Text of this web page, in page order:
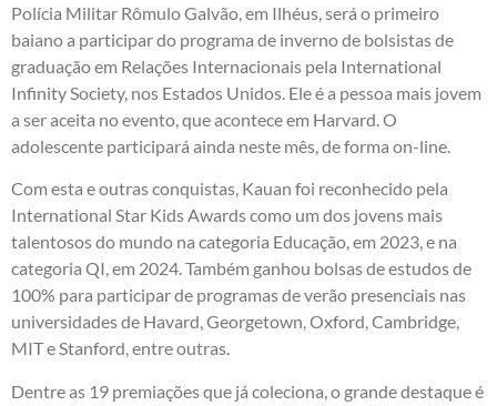
Polícia Militar Rômulo Galvão, em Ilhéus, será o primeiro
baiano a participar do programa de inverno de bolsistas de
graduação em Relações Internacionais pela International
Infinity Society, nos Estados Unidos. Ele é a pessoa mais jovem
a ser aceita no evento, que acontece em Harvard. O
adolescente participará ainda neste mês, de forma on-line.
Com esta e outras conquistas, Kauan foi reconhecido pela
International Star Kids Awards como um dos jovens mais
talentosos do mundo na categoria Educação, em 2023, e na
categoria QI, em 2024. Também ganhou bolsas de estudos de
100% para participar de programas de verão presenciais nas
universidades de Havard, Georgetown, Oxford, Cambridge,
MIT e Stanford, entre outras.
Dentre as 19 premiações que já coleciona, o grande destaque é